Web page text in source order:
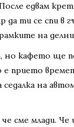
едвам
ти се спи в
на
но кафето ще
е прието
на
сме млади.